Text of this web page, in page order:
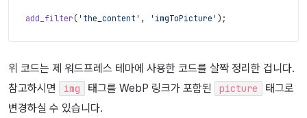
add_filter( 'the_content' , 'imgToPicture' ) ;
위 코드는 제 워드프레스 테마에 사용한 코드를 살짝 정리한 겁니다.
참고하시면
img 태그를 WebP 링크가 포함된 picture
태그로
변경하실 수 있습니다.